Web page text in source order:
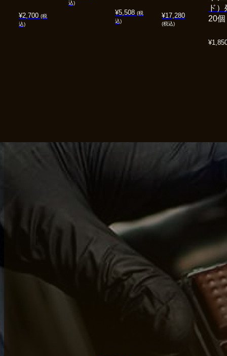
¥2,700 (税
込)
込)
¥5,508 (税
込)
¥17,280
(税込)
¥
ド
20個